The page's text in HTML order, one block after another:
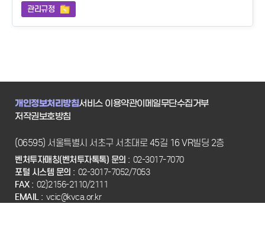
관리규정
개인정보처리방침서비스 이용약관이메일무단수집거부
저작권보호방침
(06595) 서울특별시 서초구 서초대로 45길 16 VR빌딩 2층
벤처투자매칭(벤처투자톡톡) 문의 : 02-3017-7070
포털 시스템 문의 : 02-3017-7052/7053
FAX : 02)2156-2110/2111
EMAIL : vcic@kvca.or.kr